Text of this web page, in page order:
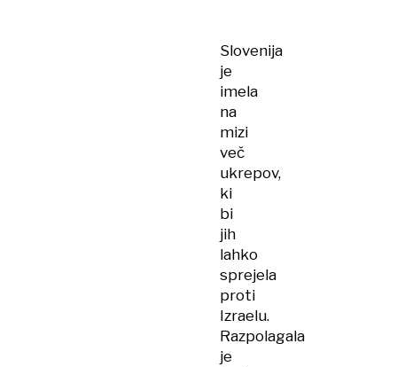
Slovenija
je
imela
na
mizi
več
ukrepov,
ki
bi
jih
lahko
sprejela
proti
Izraelu.
Razpolagala
je